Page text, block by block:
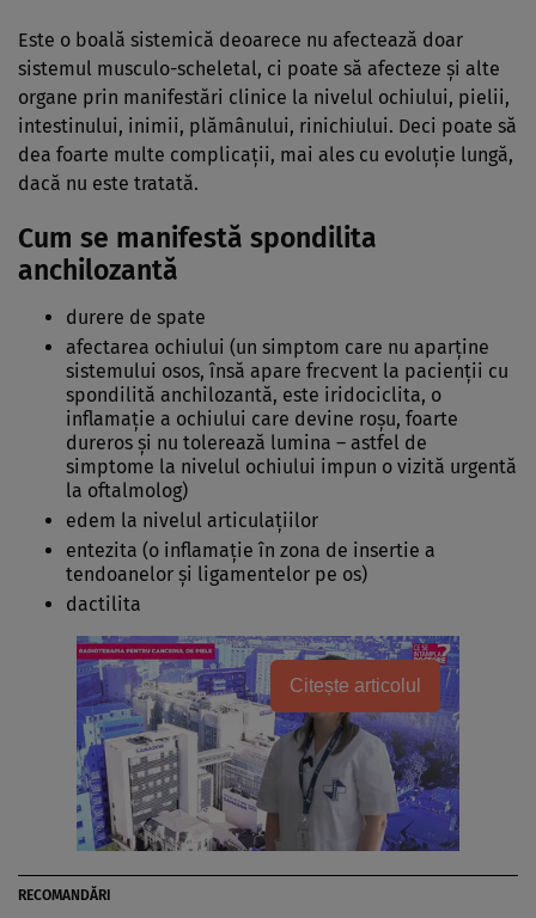
Este o boală sistemică deoarece nu afectează doar
sistemul musculo-scheletal, ci poate să afecteze și alte
organe prin manifestări clinice la nivelul ochiului, pielii,
intestinului, inimii, plămânului, rinichiului. Deci poate să
dea foarte multe complicații, mai ales cu evoluție lungă,
dacă nu este tratată.
Cum se manifestă spondilita
anchilozantă
durere de spate
afectarea ochiului (un simptom care nu aparţine
sistemului osos, însă apare frecvent la pacienții cu
spondilită anchilozantă, este iridociclita, o
inflamaţie a ochiului care devine roşu, foarte
dureros şi nu tolerează lumina – astfel de
simptome la nivelul ochiului impun o vizită urgentă
la oftalmolog)
edem la nivelul articulațiilor
entezita (o inflamație în zona de insertie a
tendoanelor și ligamentelor pe os)
dactilita
Citește articolul
RECOMANDĂRI